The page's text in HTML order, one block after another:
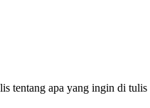
tentang apa yang ingin di tulis